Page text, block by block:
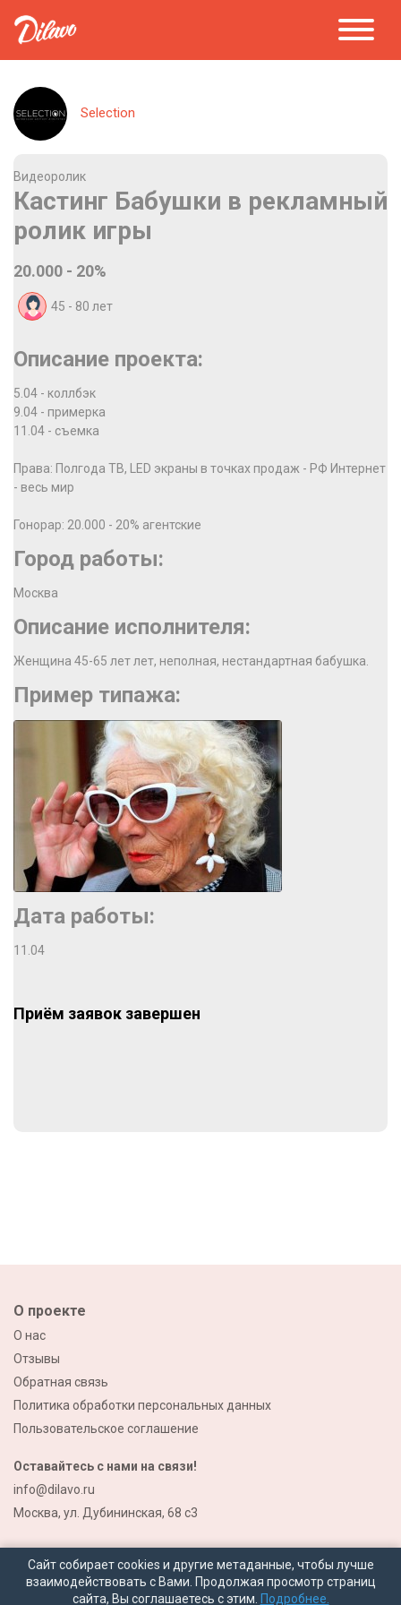
Selection
Видеоролик
Кастинг Бабушки в рекламный
ролик игры
20.000 - 20%
45 - 80 лет
Описание проекта:
5.04 - коллбэк
9.04 - примерка
11.04 - съемка
Права: Полгода ТВ, LED экраны в точках продаж - РФ Интернет
- весь мир
Гонорар: 20.000 - 20% агентские
Город работы:
Москва
Описание исполнителя:
Женщина 45-65 лет лет, неполная, нестандартная бабушка.
Пример типажа:
Дата работы:
11.04
Приём заявок завершен
О проекте
О нас
Отзывы
Обратная связь
Политика обработки персональных данных
Пользовательское соглашение
Оставайтесь с нами на связи!
info@dilavo.ru
Москва, ул. Дубининская, 68 с3
Сайт собирает cookies и другие метаданные, чтобы лучше
взаимодействовать с Вами. Продолжая просмотр страниц
сайта, Вы соглашаетесь с этим. Подробнее.